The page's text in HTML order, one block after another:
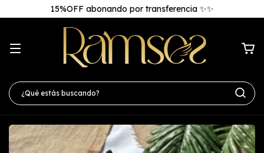
15%OFF abonando por transferencia ✨✨